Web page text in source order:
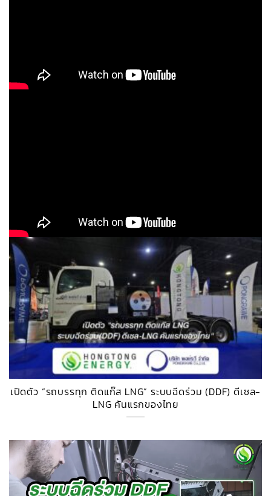
เปิดตัว “รถบรรทุก ติดแก๊ส LNG” ระบบฉีดร่วม (DDF) ดีเซล-
LNG คันแรกของไทย